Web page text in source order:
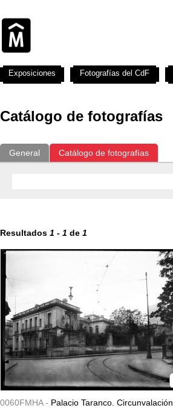
Catálogo de fotografías
General Catálogo de fotografías
Resultados 1 - 1 de 1
0060FMHA - Palacio Taranco. Circunvalación
Exposiciones Fotografías del CdF